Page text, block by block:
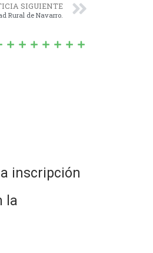
SIGUIENTE
Rural de Navarro.
inscripción
la